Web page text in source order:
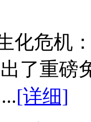
化危机
出了重
[详细]